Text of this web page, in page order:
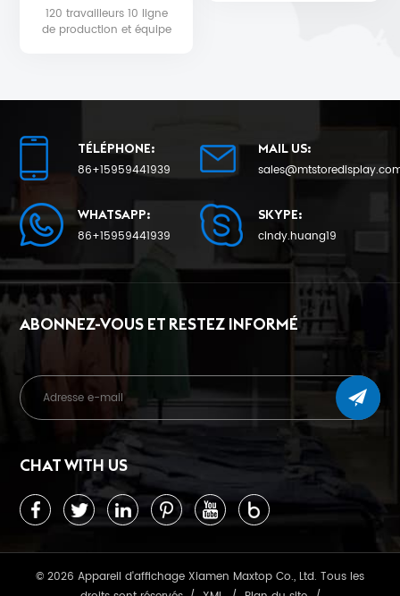
120 travailleurs 10 ligne
de production et équipe
TÉLÉPHONE:
86+15959441939
MAIL US:
WHATSAPP:
86+15959441939
SKYPE:
cindy.huang19
ABONNEZ-VOUS ET RESTEZ INFORMÉ
CHAT WITH US
© 2026 Appareil d'affichage Xiamen Maxtop Co., Ltd. Tous les